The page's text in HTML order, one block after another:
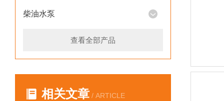
柴油水泵
查看全部产品
相关文章 / ARTICLE